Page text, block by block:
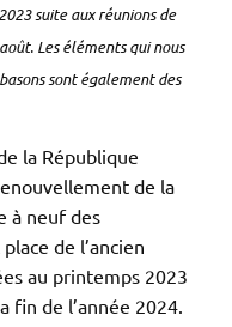
suite aux réunions de
Les éléments qui nous
sont également des
la République
de la
à neuf des
de l’ancien
au printemps 2023
fin de l’année 2024.